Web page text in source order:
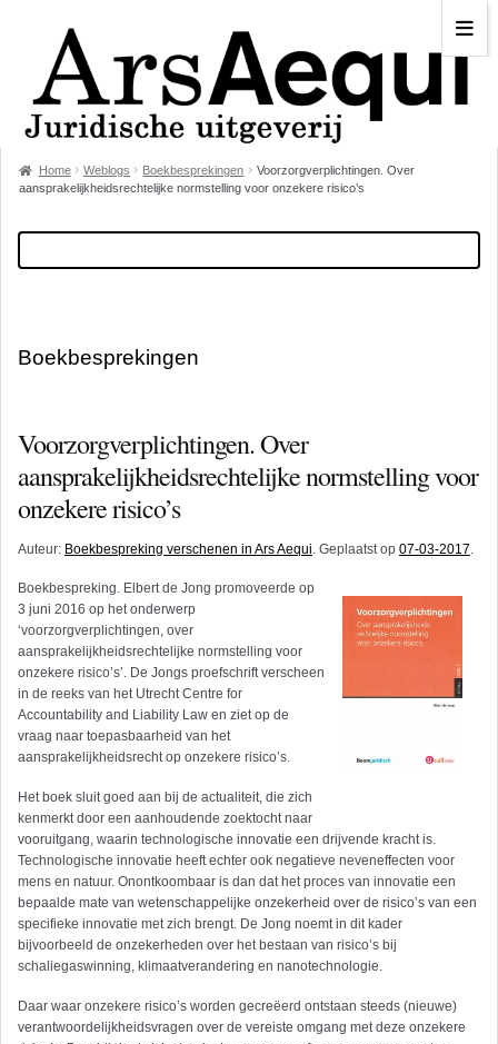
Home Weblogs Boekbesprekingen
Voorzorgverplichtingen. Over
aansprakelijkheidsrechtelijke normstelling voor onzekere risico’s
Boekbesprekingen
Voorzorgverplichtingen. Over
aansprakelijkheidsrechtelijke normstelling voor
onzekere risico’s
Auteur: Boekbespreking verschenen in Ars Aequi. Geplaatst op 07-03-2017.
Boekbespreking. Elbert de Jong promoveerde op
3 juni 2016 op het onderwerp
‘voorzorgverplichtingen, over
aansprakelijkheidsrechtelijke normstelling voor
onzekere risico’s’. De Jongs proefschrift verscheen
in de reeks van het Utrecht Centre for
Accountability and Liability Law en ziet op de
vraag naar toepasbaarheid van het
aansprakelijkheidsrecht op onzekere risico’s.
Het boek sluit goed aan bij de actualiteit, die zich
kenmerkt door een aanhoudende zoektocht naar
vooruitgang, waarin technologische innovatie een drijvende kracht is.
Technologische innovatie heeft echter ook negatieve neveneffecten voor
mens en natuur. Onontkoombaar is dan dat het proces van innovatie een
bepaalde mate van wetenschappelijke onzekerheid over de risico’s van een
specifieke innovatie met zich brengt. De Jong noemt in dit kader
bijvoorbeeld de onzekerheden over het bestaan van risico’s bij
schaliegaswinning, klimaatverandering en nanotechnologie.
Daar waar onzekere risico’s worden gecreëerd ontstaan steeds (nieuwe)
verantwoordelijkheidsvragen over de vereiste omgang met deze onzekere